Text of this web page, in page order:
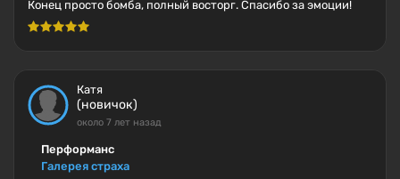
Конец просто бомба, полный восторг. Спасибо за эмоции!
Катя
(новичок)
около 7 лет назад
Перформанс
Галерея страха